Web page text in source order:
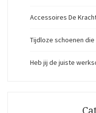
Accessoires De
Tijdloze schoenen
Heb jij de juiste